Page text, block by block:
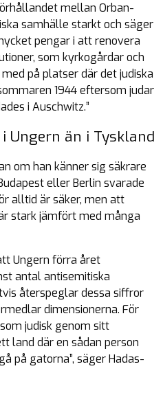
mellan Orban-
samhälle starkt och säger
pengar i att renovera
som kyrkogårdar och
på platser där det judiska
1944 eftersom judar
i Auschwitz.”
Ungern än i Tyskland
om han känner sig säkrare
eller Berlin svarade
alltid är säker, men att
stark jämfört med många
Ungern förra året
antal antisemitiska
återspeglar dessa siffror
dimensionerna. För
judisk genom sitt
land där en sådan person
på gatorna”, säger Hadas-